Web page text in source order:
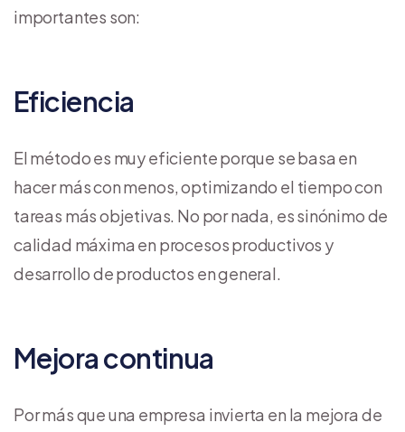
importantes son:
Eficiencia
El método es muy eficiente porque se basa en
hacer más con menos, optimizando el tiempo con
tareas más objetivas. No por nada, es sinónimo de
calidad máxima en procesos productivos y
desarrollo de productos en general.
Mejora continua
Por más que una empresa invierta en la mejora de